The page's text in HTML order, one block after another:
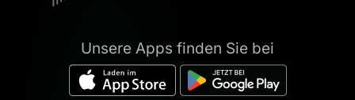
Unsere Apps finden Sie bei